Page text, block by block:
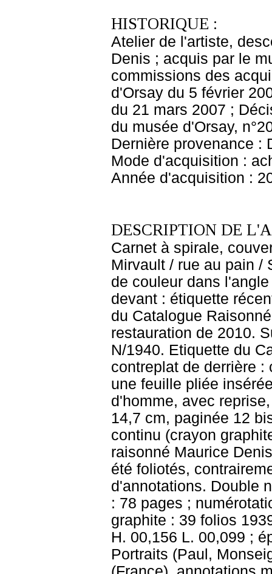
HISTORIQUE :
Atelier de l'artiste,
Denis ; acquis par le
commissions des
d'Orsay du 5 février
du 21 mars 2007 ;
du musée d'Orsay,
Dernière provenance :
Mode d'acquisition :
Année d'acquisition :
DESCRIPTION DE
Carnet à spirale,
Mirvault / rue au pain /
de couleur dans
devant : étiquette
du Catalogue
restauration de 2010.
N/1940. Etiquette du
contreplat de derrière
une feuille pliée
d'homme, avec
14,7 cm, paginée 12
continu (crayon
raisonné Maurice
été foliotés,
d'annotations. Double
: 78 pages ;
graphite : 39 folios
H. 00,156 L. 00,099 ;
Portraits (Paul,